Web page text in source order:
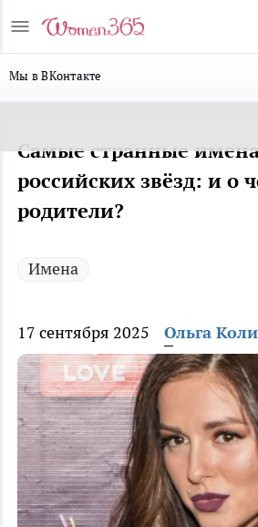
Мы в ВКонтакте
Самые странные
российских звёзд: и о
родители?
Имена
17 сентября 2025 Ольга